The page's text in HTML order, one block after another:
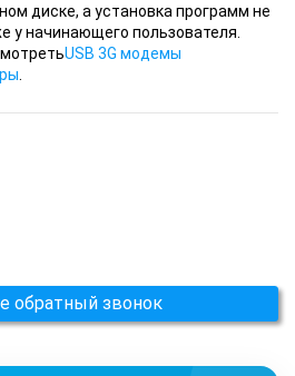
диске, а установка программ не
у начинающего пользователя.
USB 3G модемы
обратный звонок